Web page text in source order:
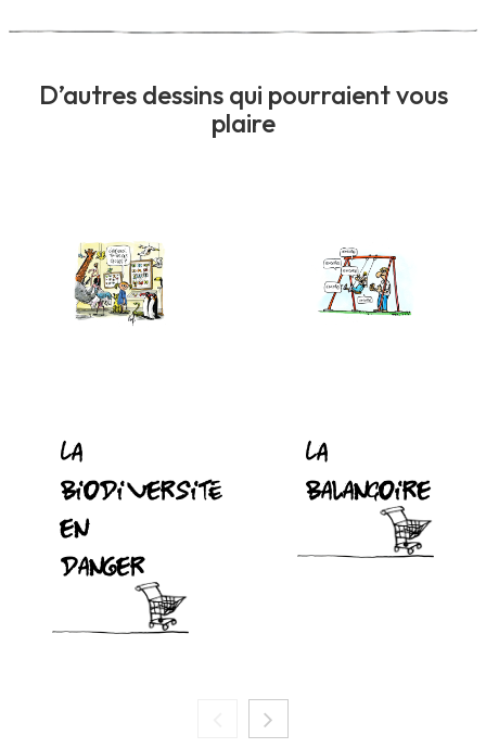
D’autres dessins qui pourraient vous
plaire
La
biodiversité
en
danger
La
balançoire